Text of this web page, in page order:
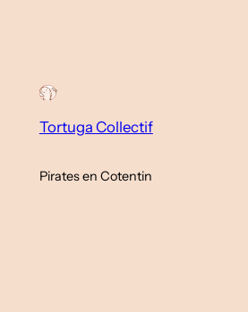
Tortuga Collectif
Pirates en Cotentin